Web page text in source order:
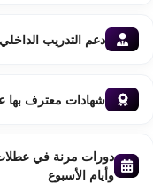
دعم التدريب
شهادات معترف بها
دورات مرنة في عطلات
وأيام الأسبوع